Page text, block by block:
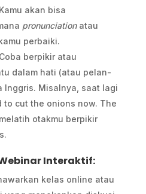
akan bisa
pronunciationatau
perbaiki.
Coba berpikir atau
dalam hati (atau pelan-
Inggris. Misalnya, saat lagi
to cut the onions now. The
otakmu berpikir
Interaktif:
kelas online atau